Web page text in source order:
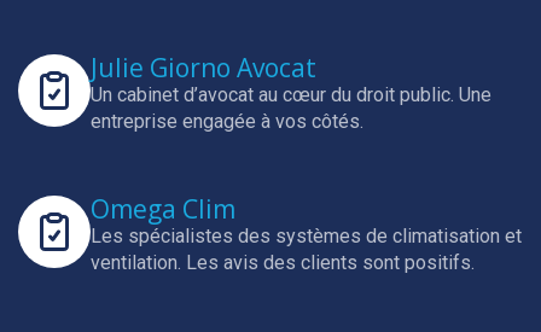
Julie Giorno Avocat
Un cabinet d’avocat au cœur du droit public. Une
entreprise engagée à vos côtés.
Omega Clim
Les spécialistes des systèmes de climatisation et
ventilation. Les avis des clients sont positifs.